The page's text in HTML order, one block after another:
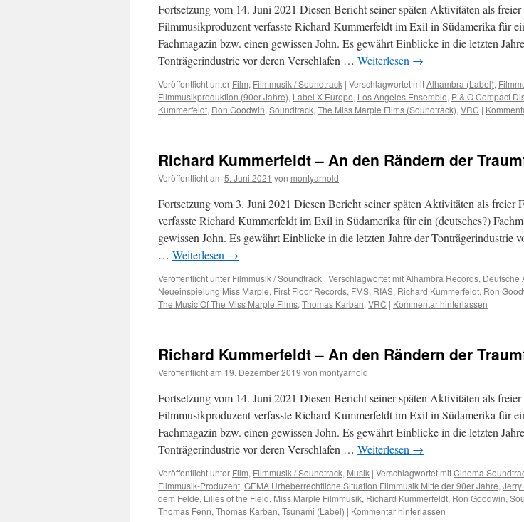
Fortsetzung vom 14. Juni 2021 Diesen Bericht seiner späten Aktivitäten als freier
Filmmusikproduzent verfasste Richard Kummerfeldt im Exil in Südamerika für
Fachmagazin bzw. einen gewissen John. Es gewährt Einblicke in die letzten
Tonträgerindustrie vor deren Verschlafen … Weiterlesen →
Veröffentlicht unter Film, Filmmusik / Soundtrack | Verschlagwortet mitAlhambra (Label),
Filmmusikproduktion (90er Jahre), Label X Europe, Los Angeles Ensemble, P & O Compact
Kummerfeldt, Ron Goodwin, Soundtrack, The Miss Marple Films (Soundtrack), VRC |
Richard Kummerfeldt – An den Rändern der
Veröffentlicht am 5. Juni 2021 von montyarnold
Fortsetzung vom 3. Juni 2021 Diesen Bericht seiner späten Aktivitäten als freier
verfasste Richard Kummerfeldt im Exil in Südamerika für ein (deutsches?)
gewissen John. Es gewährt Einblicke in die letzten Jahre der Tonträgerindustrie
… Weiterlesen →
Veröffentlicht unter Filmmusik / Soundtrack | Verschlagwortet mitAlhambra Records, Deutsche
Neueinspielung Miss Marple, First Floor Records, FMS, RIAS, Richard Kummerfeldt, Ron
The Music Of The Miss Marple Films, Thomas Karban, VRC | Kommentar hinterlassen
Richard Kummerfeldt – An den Rändern der
Veröffentlicht am 19. Dezember 2019 von montyarnold
Fortsetzung vom 14. Juni 2021 Diesen Bericht seiner späten Aktivitäten als freier
Filmmusikproduzent verfasste Richard Kummerfeldt im Exil in Südamerika für
Fachmagazin bzw. einen gewissen John. Es gewährt Einblicke in die letzten
Tonträgerindustrie vor deren Verschlafen … Weiterlesen →
Veröffentlicht unter Film, Filmmusik / Soundtrack, Musik | Verschlagwortet mitCinema
Filmmusik-Produzent, GEMA Urheberrechtliche Situation Filmmusik Mitte der 90er Jahre, Jerry
dem Felde, Lilies of the Field, Miss Marple Filmmusik, Richard Kummerfeldt, Ron Goodwin,
Thomas Fenn, Thomas Karban, Tsunami (Label) | Kommentar hinterlassen